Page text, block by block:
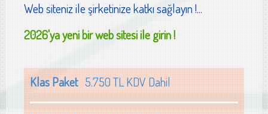
Web siteniz ile şirketinize katkı sağlayın !...
2026'ya yeni bir web sitesi ile girin !
Klas Paket5.750 TL KDV Dahil